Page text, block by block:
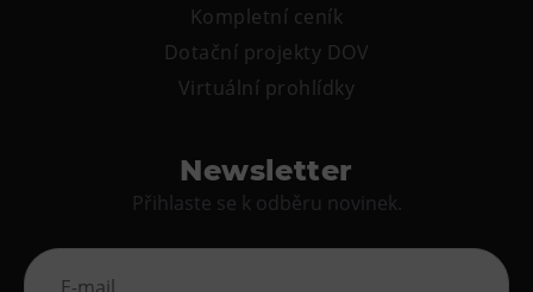
Kompletní ceník
Dotační projekty DOV
Virtuální prohlídky
Newsletter
Přihlaste se k odběru novinek.